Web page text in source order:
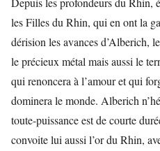
les Filles du Rhin, qui en ont la
dérision les avances d’Alberich,
le précieux métal mais aussi le
qui renoncera à l’amour et qui
dominera le monde. Alberich
toute-puissance est de courte
convoite lui aussi l’or du Rhin,